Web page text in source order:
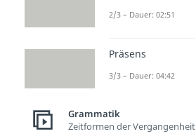
2/3 – Dauer: 02:51
Präsens
3/3 – Dauer: 04:42
Grammatik
Zeitformen der Vergangenheit